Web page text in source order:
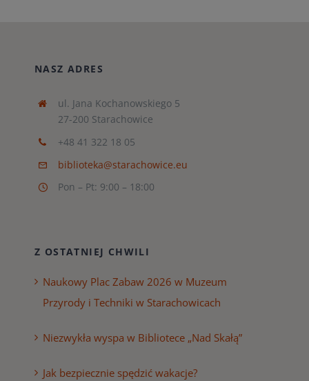
NASZ ADRES
ul. Jana Kochanowskiego 5
27-200 Starachowice
+48 41 322 18 05
biblioteka@starachowice.eu
Pon – Pt: 9:00 – 18:00
Z OSTATNIEJ CHWILI
Naukowy Plac Zabaw 2026 w Muzeum
Przyrody i Techniki w Starachowicach
Niezwykła wyspa w Bibliotece „Nad Skałą”
Jak bezpiecznie spędzić wakacje?